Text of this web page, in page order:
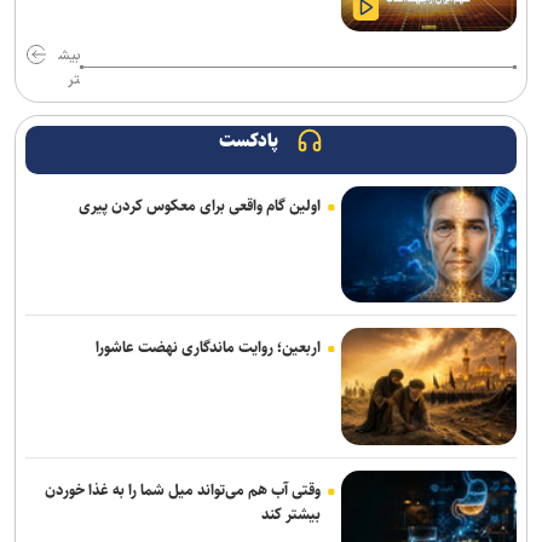
بیش
تر
پادکست
اولین گام واقعی برای معکوس کردن پیری
اربعین؛ روایت ماندگاری نهضت عاشورا
وقتی آب هم می‌تواند میل شما را به غذا خوردن
بیشتر کند